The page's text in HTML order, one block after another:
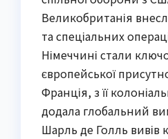
Великобританія
та спеціальних
Німеччині стали
європейської
Франція, з її
додала глобальний
Шарль де Голль вивів